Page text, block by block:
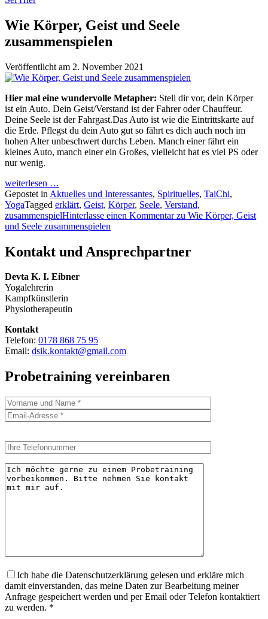
Wie Körper, Geist und Seele
zusammenspielen
Veröffentlicht am 2. November 2021
Hier mal eine wundervolle Metapher: Stell dir vor, dein Körper
ist ein Auto. Dein Geist/Verstand ist der Fahrer oder Chauffeur.
Deine Seele ist der Fahrgast.Das Auto ist wie die Eintrittskarte auf
die Erde. Pflegst du dein Auto gut so fährt es dich auch noch im
hohen Alter unbeschwert durchs Leben. Manch einer fährt ein
kleines Auto, manch einer ein Großes, vielleicht hat es viel PS oder
nur wenig.
weiterlesen …
Gepostet in Aktuelles und Interessantes, Spirituelles, TaiChi,
YogaTagged erklärt, Geist, Körper, Seele, Verstand,
zusammenspielHinterlasse einen Kommentarzu Wie Körper, Geist
und Seele zusammenspielen
Kontakt und Ansprechpartner
Devta K. I. Eibner
Yogalehrerin
Kampfkünstlerin
Physiotherapeutin
Kontakt
Telefon: 0178 868 75 95
Email: dsik.kontakt@gmail.com
Probetraining vereinbaren
Ich habe die Datenschutzerklärung gelesen und erkläre mich
damit einverstanden, das meine Daten zur Bearbeitung meiner
Anfrage gespeichert werden und per Email oder Telefon kontaktiert
zu werden. *